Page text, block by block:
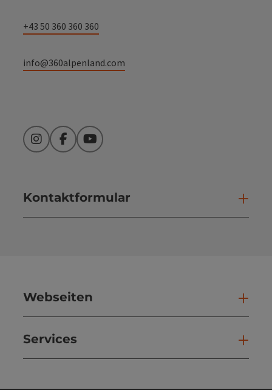
+43 50 360 360 360
info@360alpenland.com
InstagramFacebookYouTube
Kontaktformular
Webseiten
Services